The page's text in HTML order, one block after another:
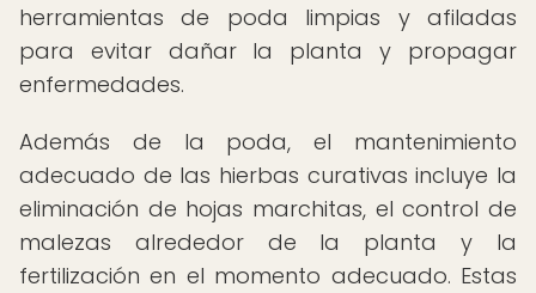
herramientas de poda limpias y afiladas
para evitar dañar la planta y propagar
enfermedades.
Además de la poda, el mantenimiento
adecuado de las hierbas curativas incluye la
eliminación de hojas marchitas, el control de
malezas alrededor de la planta y la
fertilización en el momento adecuado. Estas